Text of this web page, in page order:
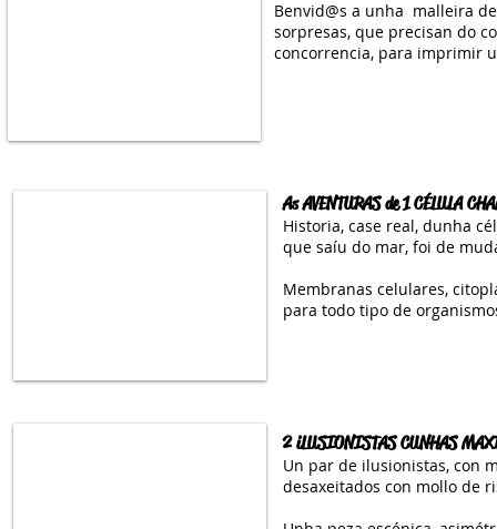
Benvid@s a unha malleira
sorpresas, que precisan do
concorrencia, para imprimir
As AVENTURAS de 1 CÉLULA
Historia, case real, dunha
que saíu do mar, foi de
Membranas celulares,
para todo tipo de
2 iLUSIONISTAS CUNHAS
Un par de ilusionistas, con
desaxeitados con mollo de